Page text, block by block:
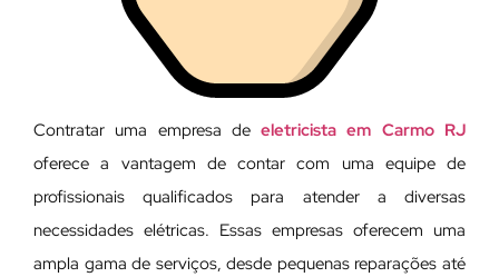
Contratar uma empresa deeletricista em Carmo RJ
oferece a vantagem de contar com uma equipe de
profissionais qualificados para atender a diversas
necessidades elétricas. Essas empresas oferecem uma
ampla gama de serviços, desde pequenas reparações até